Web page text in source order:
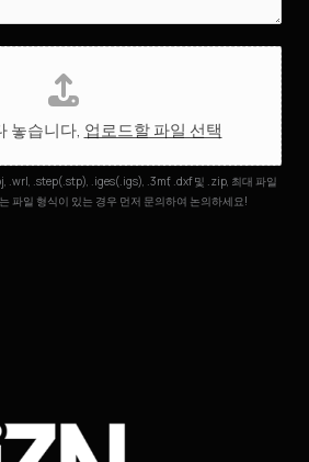
놓습니다, 업로드할 파일 선택
.wrl, .step(.stp), .iges(.igs), .3mf, .dxf 및 .zip, 최대 파일
파일 형식이 있는 경우 먼저 문의하여 논의하세요!